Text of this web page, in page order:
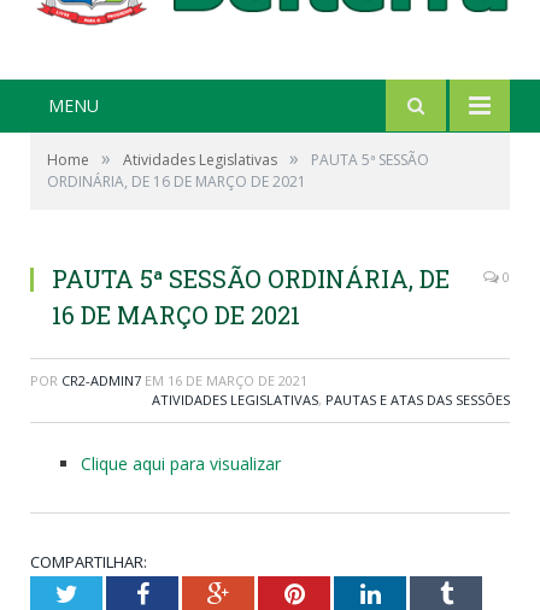
MENU
Home » Atividades Legislativas »
PAUTA 5ª SESSÃO
ORDINÁRIA, DE 16 DE MARÇO DE 2021
PAUTA 5ª SESSÃO ORDINÁRIA, DE
16 DE MARÇO DE 2021
0
POR CR2-ADMIN7 EM 16 DE MARÇO DE 2021
ATIVIDADES LEGISLATIVAS, PAUTAS E ATAS DAS SESSÕES
Clique aqui para visualizar
COMPARTILHAR:
TwitterFacebookGoogle+PinterestLinkedInTumblr